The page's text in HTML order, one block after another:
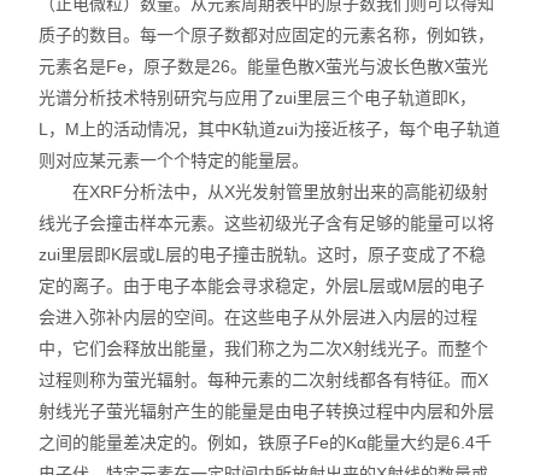
矿石分析仪
合金分析仪
元素分析仪
不锈钢分析仪
镀层测厚仪/膜厚仪
维修国内、国外ROHS检测仪
口罩设备
质子的数目。每一个原子数都对应固定的元素名称，例如铁，
元素名是Fe，原子数是26。能量色散X萤光与波长色散X萤光
光谱分析技术特别研究与应用了zui里层三个电子轨道即K，
L，M上的活动情况，其中K轨道zui为接近核子，每个电子轨道
则对应某元素一个个特定的能量层。
在XRF分析法中，从X光发射管里放射出来的高能初级射
线光子会撞击样本元素。这些初级光子含有足够的能量可以将
zui里层即K层或L层的电子撞击脱轨。这时，原子变成了不稳
定的离子。由于电子本能会寻求稳定，外层L层或M层的电子
会进入弥补内层的空间。在这些电子从外层进入内层的过程
中，它们会释放出能量，我们称之为二次X射线光子。而整个
过程则称为萤光辐射。每种元素的二次射线都各有特征。而X
射线光子萤光辐射产生的能量是由电子转换过程中内层和外层
之间的能量差决定的。例如，铁原子Fe的Kα能量大约是6.4千